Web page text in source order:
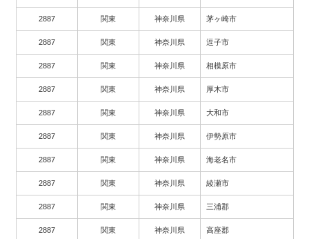
2887 関東 神奈川県 茅ヶ崎市
2887 関東 神奈川県 逗子市
2887 関東 神奈川県 相模原市
2887 関東 神奈川県 厚木市
2887 関東 神奈川県 大和市
2887 関東 神奈川県 伊勢原市
2887 関東 神奈川県 海老名市
2887 関東 神奈川県 綾瀬市
2887 関東 神奈川県 三浦郡
2887 関東 神奈川県 高座郡